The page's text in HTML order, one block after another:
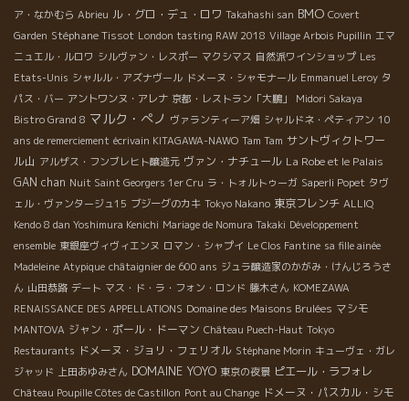
ア・なかむら Abrieu ル・グロ・デュ・ロワ Takahashi san BMO Covert
Garden Stéphane Tissot London tasting RAW 2018 Village Arbois Pupillin エマ
ニュエル・ルロワ シルヴァン・レスポー マクシマス 自然派ワインショップ Les
Etats-Unis シャルル・アズナヴール ドメーヌ・シャモナール Emmanuel Leroy タ
パス・バー アントワンヌ・アレナ 京都・レストラン「大鵬」
Midori Sakaya
Bistro Grand 8 マルク・ぺノ ヴァランティーア畑 シャルドネ・ペティアン 10
ans de remerciement écrivain KITAGAWA-NAWO Tam Tam サントヴィクトワー
ル山 アルザス・フンブレヒト醸造元 ヴァン・ナチュール La Robe et le Palais
GAN chan Nuit Saint Georgers 1er Cru ラ・トォルトゥーガ Saperli Popet タヴ
ェル・ヴァンタージュ15 ブジーグのカキ Tokyo Nakano 東京フレンチ ALLIQ
Kendo 8 dan Yoshimura Kenichi Mariage de Nomura Takaki Développement
ensemble 東銀座ヴィヴィエンヌ ロマン・シャプイ Le Clos Fantine sa fille ainée
Madeleine Atypique châtaignier de 600 ans ジュラ醸造家のかがみ・けんじろうさ
ん 山田恭路 デート マス・ド・ラ・フォン・ロンド 藤木さん KOMEZAWA
RENAISSANCE DES APPELLATIONS Domaine des Maisons Brulées マシモ
MANTOVA ジャン・ポール・ドーマン Château Puech-Haut Tokyo
Restaurants ドメーヌ・ジョリ・フェリオル Stéphane Morin キューヴェ・ガレ
ジャッド
上田あゆみさん DOMAINE YOYO 東京の夜景 ピエール・ラフォレ
Château Poupille Côtes de Castillon Pont au Change ドメーヌ・パスカル・シモ